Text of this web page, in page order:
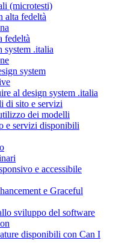
(microtesti)
alta fedeltà
fedeltà
system .italia
system
al design system .italia
di sito e servizi
dei modelli
e servizi disponibili
e accessibile
e Graceful
sviluppo del software
disponibili con Can I